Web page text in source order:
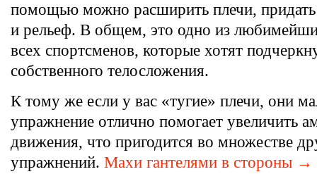
помощью можно расширить плечи,
и рельеф. В общем, это одно из
всех спортсменов, которые хотят
собственного телосложения.
К тому же если у вас «тугие» плечи, они
упражнение отлично помогает увеличить
движения, что пригодится во множестве
упражнений. Махи гантелями в стороны →